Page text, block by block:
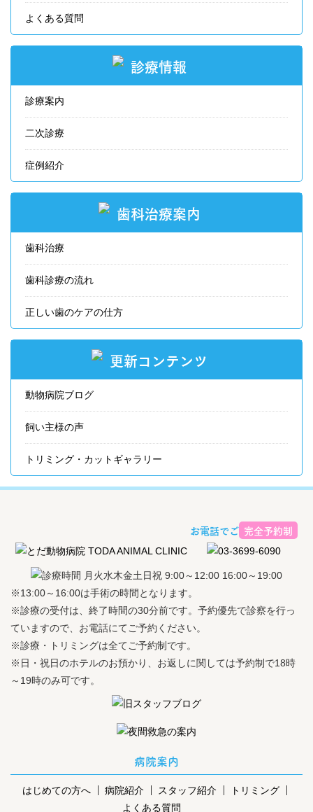
よくある質問
診療情報
診療案内
二次診療
症例紹介
歯科治療案内
歯科治療
歯科診療の流れ
正しい歯のケアの仕方
更新コンテンツ
動物病院ブログ
飼い主様の声
トリミング・カットギャラリー
お電話でご予約ください
完全予約制
※13:00～16:00は手術の時間となります。
※診療の受付は、終了時間の30分前です。予約優先で診察を行っ
ていますので、お電話にてご予約ください。
※診療・トリミングは全てご予約制です。
※日・祝日のホテルのお預かり、お返しに関しては予約制で18時
～19時のみ可です。
病院案内
はじめての方へ 病院紹介 スタッフ紹介
トリミング
よくある質問